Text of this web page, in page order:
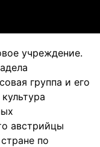
учреждение.
группа и его
австрийцы
по